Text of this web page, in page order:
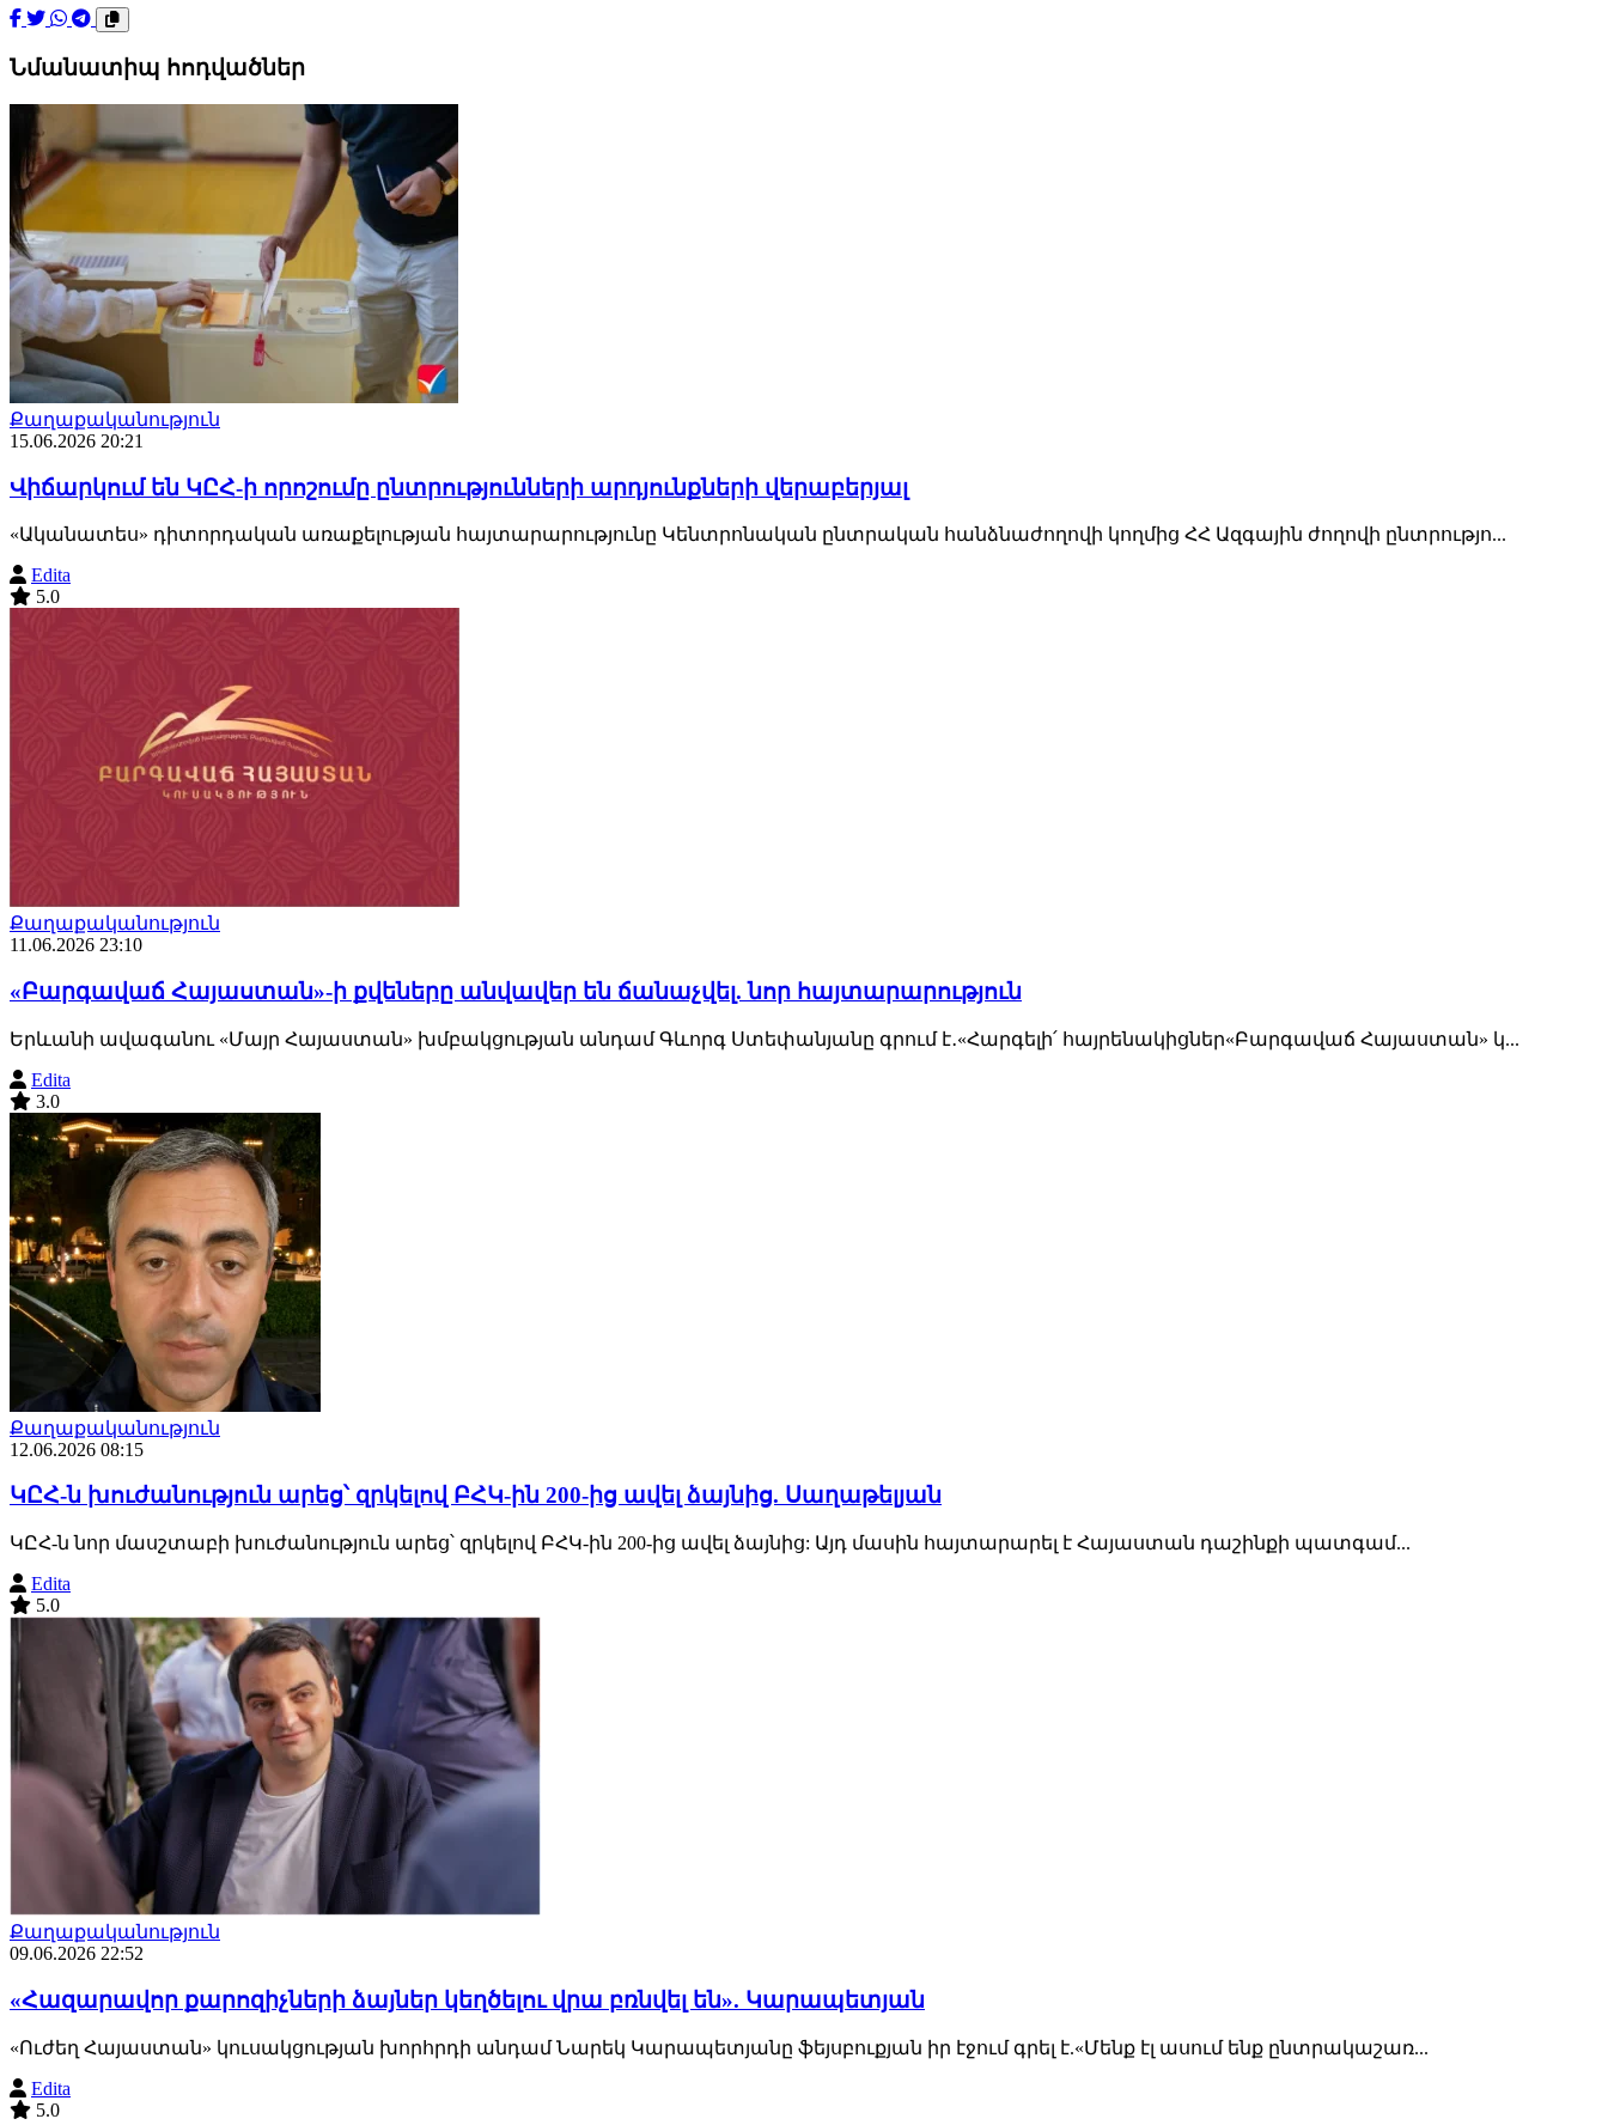
Նմանատիպ հոդվածներ
Քաղաքականություն
15.06.2026 20:21
Վիճարկում են ԿԸՀ-ի որոշումը ընտրությունների արդյունքների վերաբերյալ
«Ականատես» դիտորդական առաքելության հայտարարությունը Կենտրոնական ընտրական հանձնաժողովի կողմից ՀՀ Ազգային ժողովի ընտրությո...
Edita
5.0
Քաղաքականություն
11.06.2026 23:10
«Բարգավաճ Հայաստան»-ի քվեները անվավեր են ճանաչվել. նոր հայտարարություն
Երևանի ավագանու «Մայր Հայաստան» խմբակցության անդամ Գևորգ Ստեփանյանը գրում է․«Հարգելի՛ հայրենակիցներ«Բարգավաճ Հայաստան» կ...
Edita
3.0
Քաղաքականություն
12.06.2026 08:15
ԿԸՀ-ն խուժանություն արեց՝ զրկելով ԲՀԿ-ին 200-ից ավել ձայնից. Սաղաթելյան
ԿԸՀ-ն նոր մասշտաբի խուժանություն արեց՝ զրկելով ԲՀԿ-ին 200-ից ավել ձայնից: Այդ մասին հայտարարել է Հայաստան դաշինքի պատգամ...
Edita
5.0
Քաղաքականություն
09.06.2026 22:52
«Հազարավոր քարոզիչների ձայներ կեղծելու վրա բռնվել են». Կարապետյան
«Ուժեղ Հայաստան» կուսակցության խորհրդի անդամ Նարեկ Կարապետյանը ֆեյսբուքյան իր էջում գրել է.«Մենք էլ ասում ենք ընտրակաշառ...
Edita
5.0